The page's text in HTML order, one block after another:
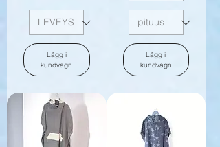
Lägg i
kundvagn
Lägg i
kundvagn